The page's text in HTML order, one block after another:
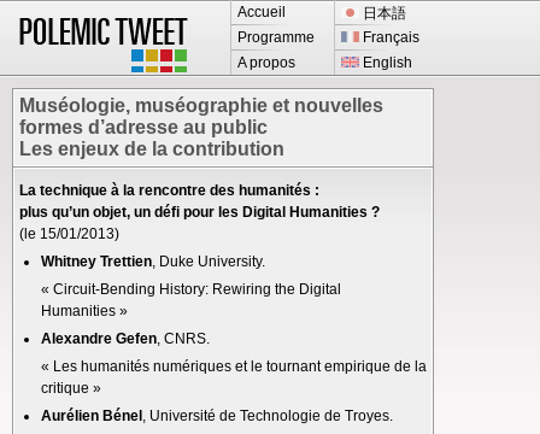
Accueil
Programme
A propos
日本語
Français
English
Muséologie, muséographie et nouvelles
formes d’adresse au public
Les enjeux de la contribution
La technique à la rencontre des humanités :
plus qu’un objet, un défi pour les Digital Humanities ?
(le 15/01/2013)
Whitney Trettien, Duke University.
« Circuit-Bending History: Rewiring the Digital
Humanities »
Alexandre Gefen, CNRS.
« Les humanités numériques et le tournant empirique de la
critique »
Aurélien Bénel , Université de Technologie de Troyes.